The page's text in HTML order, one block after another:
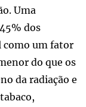
Uma
dos
como um fator
do que os
da radiação e